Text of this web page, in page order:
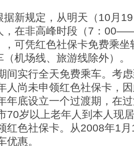
规定，从明天（10月19
，在非高峰时段（7：
，可凭红色社保卡免费乘
（机场线、旅游线除外）。
间实行全天免费乘车。考
人尚未申领红色社保卡，
年底设立一个过渡期，在
70岁以上老年人到本人现
红色社保卡。从2008年1
优惠。